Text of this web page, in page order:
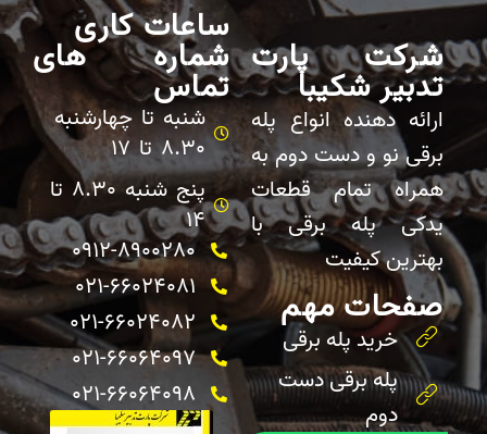
شرکت پارت
تدبیر شکیبا
ارائه دهنده انواع پله
برقی نو و دست دوم به
همراه تمام قطعات
یدکی پله برقی با
بهترین کیفیت
صفحات مهم
خرید پله برقی
پله برقی دست
دوم
ساعات کاری
شنبه تا چهارشنبه
8.30 تا 17
پنج شنبه 8.30 تا
14
شماره های
تماس
0912-8900280
021-66024081
021-66024082 ​
021-66064097
021-66064098